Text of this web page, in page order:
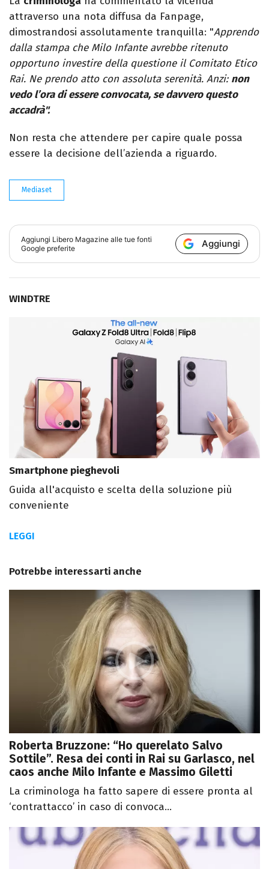
attraverso una nota diffusa da Fanpage,
dimostrandosi assolutamente tranquilla: "Apprendo
dalla stampa che Milo Infante avrebbe ritenuto
opportuno investire della questione il Comitato Etico
Rai. Ne prendo atto con assoluta serenità. Anzi: non
vedo l’ora di essere convocata, se davvero questo
accadrà".
Non resta che attendere per capire quale possa
essere la decisione dell’azienda a riguardo.
Mediaset
Aggiungi Libero Magazine alle tue fonti
Google preferite
Aggiungi
WINDTRE
Smartphone pieghevoli
Guida all'acquisto e scelta della soluzione più
conveniente
LEGGI
Potrebbe interessarti anche
Roberta Bruzzone: “Ho querelato Salvo
Sottile”. Resa dei conti in Rai su Garlasco, nel
caos anche Milo Infante e Massimo Giletti
La criminologa ha fatto sapere di essere pronta al
‘contrattacco’ in caso di convoca...